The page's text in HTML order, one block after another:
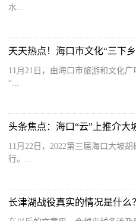
水...
天天热点！海口市文化“三下
11月21日，由海口市旅游和文化
“...
头条焦点：海口“云”上推介大
11月22日，2022第三届海口大坡
行。...